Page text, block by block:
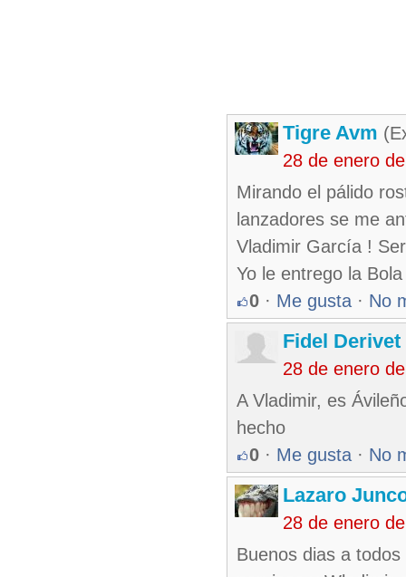
Tigre Avm
28 de enero
Mirando el pálido
lanzadores se me
Vladimir García !
Yo le entrego la
0 · Me gusta · No
Fidel Derivet
28 de enero
A Vladimir, es
hecho
0 · Me gusta · No
Lazaro
28 de enero
Buenos dias a